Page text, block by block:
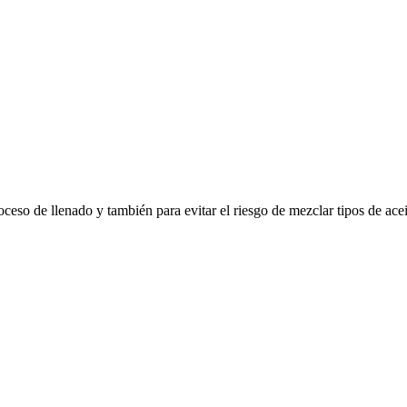
de llenado y también para evitar el riesgo de mezclar tipos de